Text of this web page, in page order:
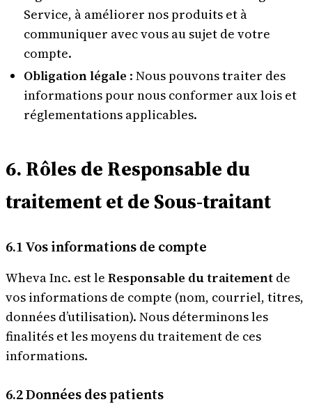
Service, à améliorer nos produits et à
communiquer avec vous au sujet de votre
compte.
Obligation légale : Nous pouvons traiter des
informations pour nous conformer aux lois et
réglementations applicables.
6. Rôles de Responsable du
traitement et de Sous-traitant
6.1 Vos informations de compte
Wheva Inc. est le Responsable du traitement de
vos informations de compte (nom, courriel, titres,
données d’utilisation). Nous déterminons les
finalités et les moyens du traitement de ces
informations.
6.2 Données des patients